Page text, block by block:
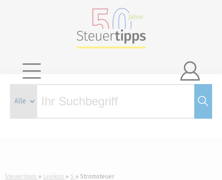

Steuertipps Lexikon S Stromsteuer